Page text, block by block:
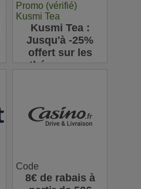
Promo (vérifié)
Kusmi Tea
Kusmi Tea :
Jusqu'à -25%
offert sur les
thés en vrac
Code
8€ de rabais à